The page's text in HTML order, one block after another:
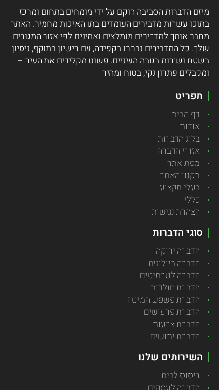
מיזם הדברות הסביבה הוקם על ידי מומחים בתחום ומרכז
בתוכו עשרות מדבירים העומדים בתו האיכות מחמיר. האתר
מחבר אותך למדבירים מומלצים ואמינים לפי אזור המגורים
שלך. כל המדבירים נבחרו בקפידה, עם רישיון בתוקף, ניסיון
בשטח ושירות בגובה העיניים. פשוט מקלידים את העיר –
ומקבלים פתרון נקי, בטוח ומהיר
תפריט
דף הבית
אודות
בלוג הדברות
אזורי הדברה
מפת אתר
תקנון האתר
בעלי מקצוע
כללי
הצהרת נגישות
סוגי הדברות
הדברה ירוקה
הדברה ביולוגית
הדברה לטרמיטים
הדברת חולדות
הדברת פשפש המיטה
הדברת פרעושים
הדברת צרעות
הדברת יתושים
השירותים שלנו
ריסוס לבית